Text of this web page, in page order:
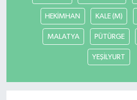
HEKİMHAN KALE (M)
MALATYA PÜTÜRGE
YEŞİLYURT